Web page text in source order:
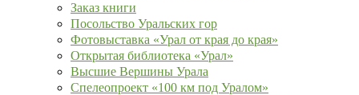
Заказ книги
Посольство Уральских гор
Фотовыставка «Урал от края до края»
Открытая библиотека «Урал»
Высшие Вершины Урала
Спелеопроект «100 км под Уралом»